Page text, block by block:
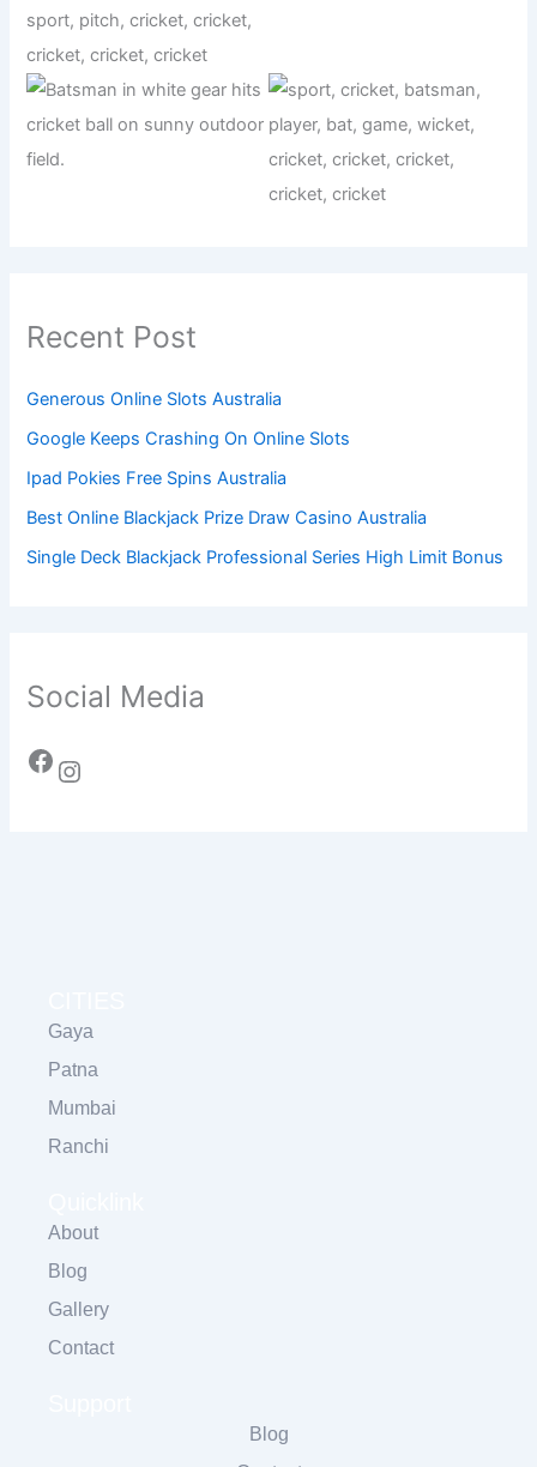
Recent Post
Generous Online Slots Australia
Google Keeps Crashing On Online Slots
Ipad Pokies Free Spins Australia
Best Online Blackjack Prize Draw Casino Australia
Single Deck Blackjack Professional Series High Limit Bonus
Social Media
Gaya
Patna
Mumbai
Ranchi
About
Blog
Gallery
Contact
Blog